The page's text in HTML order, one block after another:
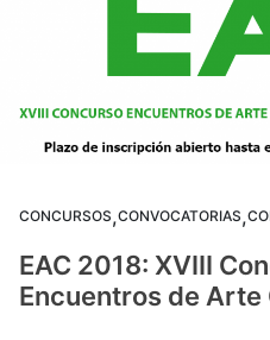
CONCURSOS,CONVOCATORIAS,
EAC 2018: XVIII
Encuentros de